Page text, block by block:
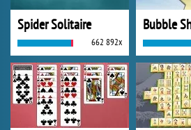
Spider Solitaire
662 892x